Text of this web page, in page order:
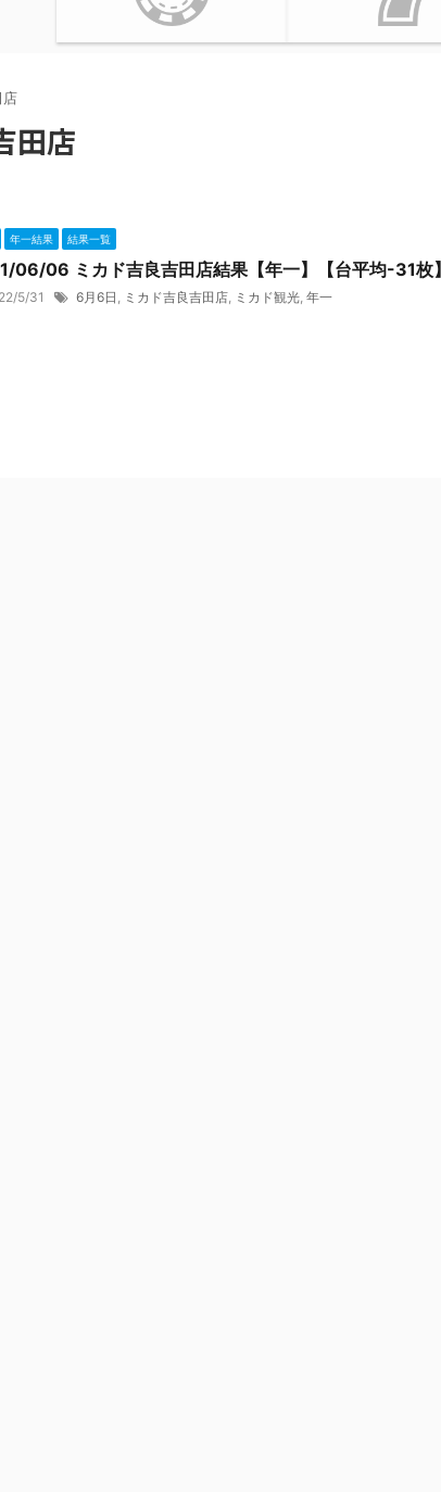
店
田店
年一結果 結果一覧
06/06 ミカド吉良吉田店結果【年一】【台平均-31枚】
5/31 6月6日 , ミカド吉良吉田店, ミカド観光, 年一